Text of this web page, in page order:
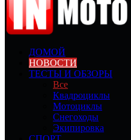
ДОМОЙ
НОВОСТИ
ТЕСТЫ И ОБЗОРЫ
Все
Квадроциклы
Мотоциклы
Снегоходы
Экипировка